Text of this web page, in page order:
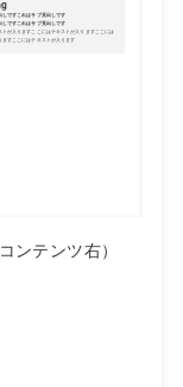
テンツ右）